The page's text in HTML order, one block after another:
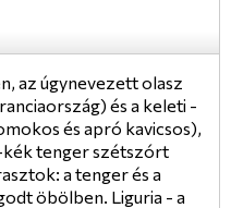
az úgynevezett olasz
és a keleti -
és apró kavicsos),
kék tenger szétszórt
a tenger és a
öbölben. Liguria - a